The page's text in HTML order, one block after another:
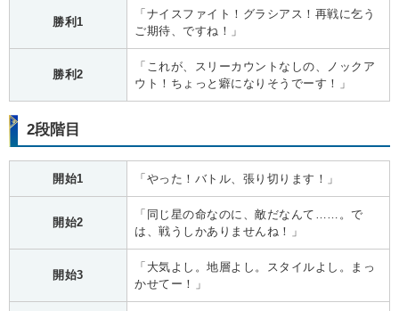
勝利1
「ナイスファイト！グラシアス！再戦に乞う
ご期待、ですね！」
勝利2
「これが、スリーカウントなしの、ノックア
ウト！ちょっと癖になりそうでーす！」
2段階目
開始1 「やった！バトル、張り切ります！」
開始2
「同じ星の命なのに、敵だなんて……。で
は、戦うしかありませんね！」
開始3
「大気よし。地層よし。スタイルよし。まっ
かせてー！」